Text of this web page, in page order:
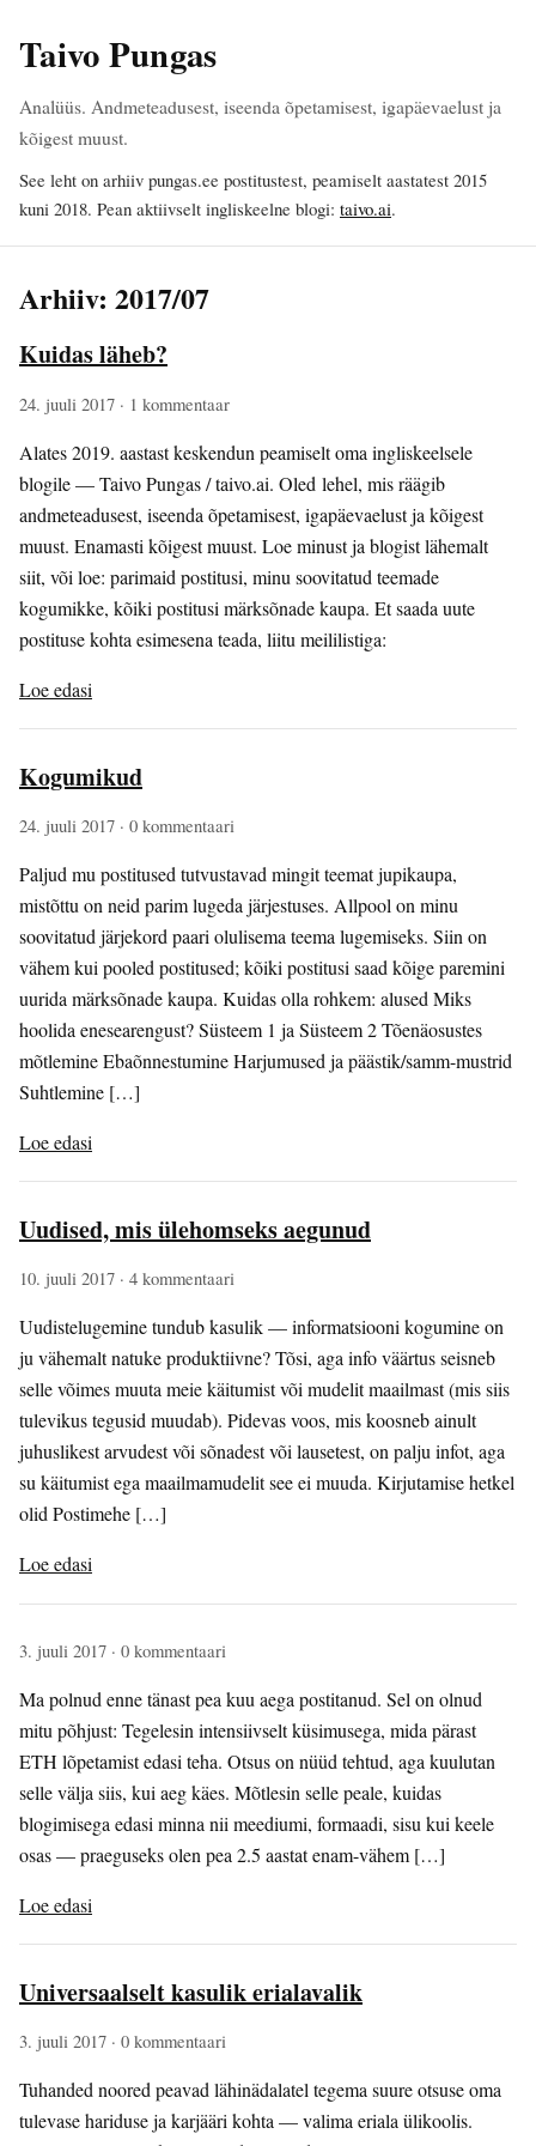
Taivo Pungas
Analüüs. Andmeteadusest, iseenda õpetamisest, igapäevaelust ja
kõigest muust.
See leht on arhiiv pungas.ee postitustest, peamiselt aastatest 2015
kuni 2018. Pean aktiivselt ingliskeelne blogi: taivo.ai.
Arhiiv: 2017/07
Kuidas läheb?
24. juuli 2017 · 1 kommentaar
Alates 2019. aastast keskendun peamiselt oma ingliskeelsele
blogile — Taivo Pungas / taivo.ai. Oled lehel, mis räägib
andmeteadusest, iseenda õpetamisest, igapäevaelust ja kõigest
muust. Enamasti kõigest muust. Loe minust ja blogist lähemalt
siit, või loe: parimaid postitusi, minu soovitatud teemade
kogumikke, kõiki postitusi märksõnade kaupa. Et saada uute
postituse kohta esimesena teada, liitu meililistiga:
Loe edasi
Kogumikud
24. juuli 2017 · 0 kommentaari
Paljud mu postitused tutvustavad mingit teemat jupikaupa,
mistõttu on neid parim lugeda järjestuses. Allpool on minu
soovitatud järjekord paari olulisema teema lugemiseks. Siin on
vähem kui pooled postitused; kõiki postitusi saad kõige paremini
uurida märksõnade kaupa. Kuidas olla rohkem: alused Miks
hoolida enesearengust? Süsteem 1 ja Süsteem 2 Tõenäosustes
mõtlemine Ebaõnnestumine Harjumused ja päästik/samm-mustrid
Suhtlemine […]
Loe edasi
Uudised, mis ülehomseks aegunud
10. juuli 2017 · 4 kommentaari
Uudistelugemine tundub kasulik — informatsiooni kogumine on
ju vähemalt natuke produktiivne? Tõsi, aga info väärtus seisneb
selle võimes muuta meie käitumist või mudelit maailmast (mis siis
tulevikus tegusid muudab). Pidevas voos, mis koosneb ainult
juhuslikest arvudest või sõnadest või lausetest, on palju infot, aga
su käitumist ega maailmamudelit see ei muuda. Kirjutamise hetkel
olid Postimehe […]
Loe edasi
3. juuli 2017 · 0 kommentaari
Ma polnud enne tänast pea kuu aega postitanud. Sel on olnud
mitu põhjust: Tegelesin intensiivselt küsimusega, mida pärast
ETH lõpetamist edasi teha. Otsus on nüüd tehtud, aga kuulutan
selle välja siis, kui aeg käes. Mõtlesin selle peale, kuidas
blogimisega edasi minna nii meediumi, formaadi, sisu kui keele
osas — praeguseks olen pea 2.5 aastat enam-vähem […]
Loe edasi
Universaalselt kasulik erialavalik
3. juuli 2017 · 0 kommentaari
Tuhanded noored peavad lähinädalatel tegema suure otsuse oma
tulevase hariduse ja karjääri kohta — valima eriala ülikoolis.